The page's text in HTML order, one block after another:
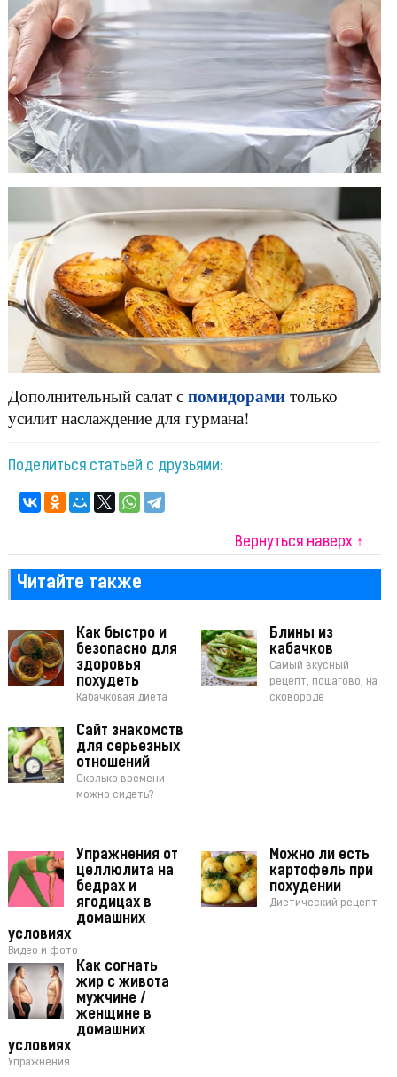
Дополнительный салат с помидорамитолько
усилит наслаждение для гурмана!
Поделиться статьей с друзьями:
Вернуться наверх ↑
Читайте также
Как быстро и
безопасно для
здоровья
похудеть
Кабачковая диета
Блины из
кабачков
Самый вкусный
рецепт, пошагово, на
сковороде
Сайт знакомств
для серьезных
отношений
Сколько времени
можно сидеть?
Упражнения от
целлюлита на
бедрах и
ягодицах в
домашних
условиях
Видео и фото
Можно ли есть
картофель при
похудении
Диетический рецепт
Как согнать
жир с живота
мужчине /
женщине в
домашних
условиях
Упражнения